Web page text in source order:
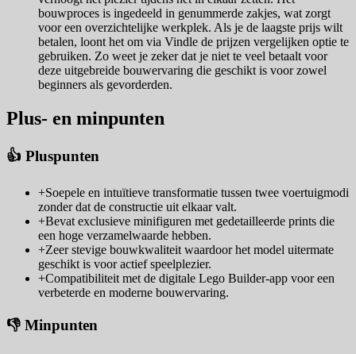
bouwproces is ingedeeld in genummerde zakjes, wat zorgt
voor een overzichtelijke werkplek. Als je de laagste prijs wilt
betalen, loont het om via Vindle de prijzen vergelijken optie te
gebruiken. Zo weet je zeker dat je niet te veel betaalt voor
deze uitgebreide bouwervaring die geschikt is voor zowel
beginners als gevorderden.
Plus- en minpunten
👍 Pluspunten
+Soepele en intuïtieve transformatie tussen twee voertuigmodi
zonder dat de constructie uit elkaar valt.
+Bevat exclusieve minifiguren met gedetailleerde prints die
een hoge verzamelwaarde hebben.
+Zeer stevige bouwkwaliteit waardoor het model uitermate
geschikt is voor actief speelplezier.
+Compatibiliteit met de digitale Lego Builder-app voor een
verbeterde en moderne bouwervaring.
👎 Minpunten